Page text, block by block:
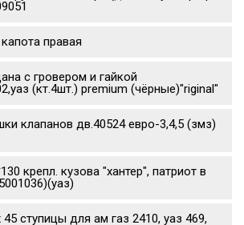
правая
с гровером и гайкой
(кт.4шт.) premium (чёрные)"riginal"
клапанов дв.40524 евро-3,4,5 (змз)
крепл. кузова "хантер", патриот в
ступицы для ам газ 2410, уаз 469,